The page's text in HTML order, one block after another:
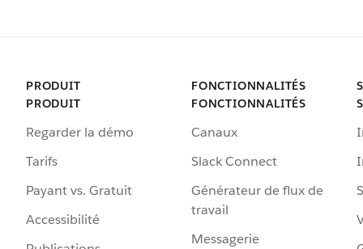
PRODUIT
PRODUIT
Regarder la démo
Tarifs
Payant vs. Gratuit
Accessibilité
FONCTIONNALITÉS
FONCTIONNALITÉS
Canaux
Slack Connect
Générateur de flux de
travail
Messagerie